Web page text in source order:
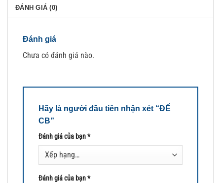
ĐÁNH GIÁ (0)
Đánh giá
Chưa có đánh giá nào.
Hãy là người đầu tiên nhận xét “ĐẾ
CB”
Đánh giá của bạn*
Đánh giá của bạn*